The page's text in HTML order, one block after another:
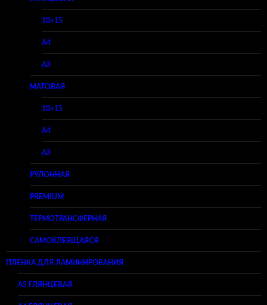
10×15
A4
A3
МАТОВАЯ
10×15
A4
A3
РУЛОННАЯ
PREMIUM
ТЕРМОТРАНСФЕРНАЯ
САМОКЛЕЯЩАЯСЯ
ПЛЕНКА ДЛЯ ЛАМИНИРОВАНИЯ
A5 ГЛЯНЦЕВАЯ